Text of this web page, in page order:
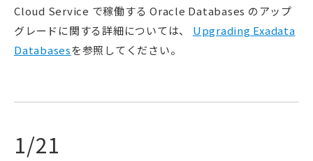
Cloud Service で稼働する Oracle Databases のアップ
グレードに関する詳細については、 Upgrading Exadata
Databasesを参照してください。
1/21